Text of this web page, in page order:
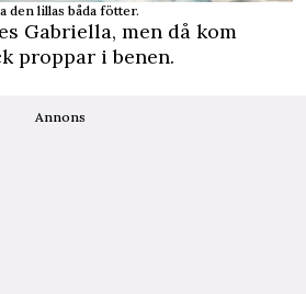
den lillas båda fötter.
Gabriella, men då kom
proppar i benen.
Annons